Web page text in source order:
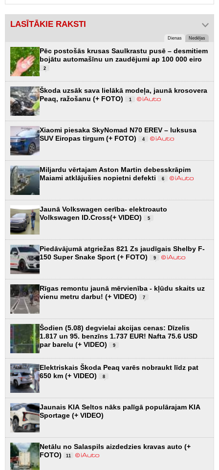
LASĪTĀKIE RAKSTI
Dienas Nedēļas
Pēc postošās krusas Saulkrastu pusē – desmitiem
bojātu automašīnu un zaudējumi ap 100 000 eiro
2
Škoda uzsāk sava lielākā modeļa, jaunā krosovera
Peaq, ražošanu (+ FOTO)
1
Xiaomi piesaka SkyNomad N70 EREV – luksusa
SUV Eiropas tirgum (+ FOTO)
4
Miljardu vērtajam Aston Martin debesskrāpim
Maiami atklājušies nopietni defekti
6
Jaunā Volkswagen cerība- elektroauto
Volkswagen ID.Cross(+ VIDEO)
5
Piedāvājumā atgriežas 821 Zs jaudīgais Shelby F-
150 Super Snake Sport (+ FOTO)
9
Rīgas remontu jaunā mērvienība - kļūdu skaits uz
vienu metru darbu! (+ VIDEO)
7
Šodien (5.08) degvielai akcijas cenas: Dīzelis
1.817 un 95. benzīns 1.737 EUR! Nafta 75.6 USD
par barelu (+ VIDEO)
9
Elektriskais Škoda Peaq varēs nobraukt līdz pat
650 km (+ VIDEO)
8
Jaunais KIA Seltos nāks palīgā populārajam KIA
Sportage (+ VIDEO)
Netālu no Salaspils aizdedzies kravas auto (+
FOTO)
11